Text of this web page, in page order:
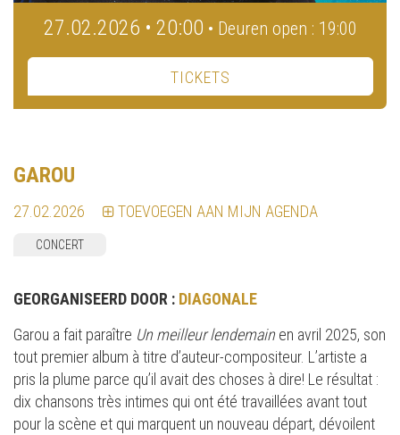
27.02.2026 • 20:00 • Deuren open : 19:00
TICKETS
GAROU
27.02.2026 TOEVOEGEN AAN MIJN AGENDA
CONCERT
GEORGANISEERD DOOR : DIAGONALE
Garou a fait paraître Un meilleur lendemainen avril 2025, son
tout premier album à titre d’auteur-compositeur. L’artiste a
pris la plume parce qu’il avait des choses à dire! Le résultat :
dix chansons très intimes qui ont été travaillées avant tout
pour la scène et qui marquent un nouveau départ, dévoilent